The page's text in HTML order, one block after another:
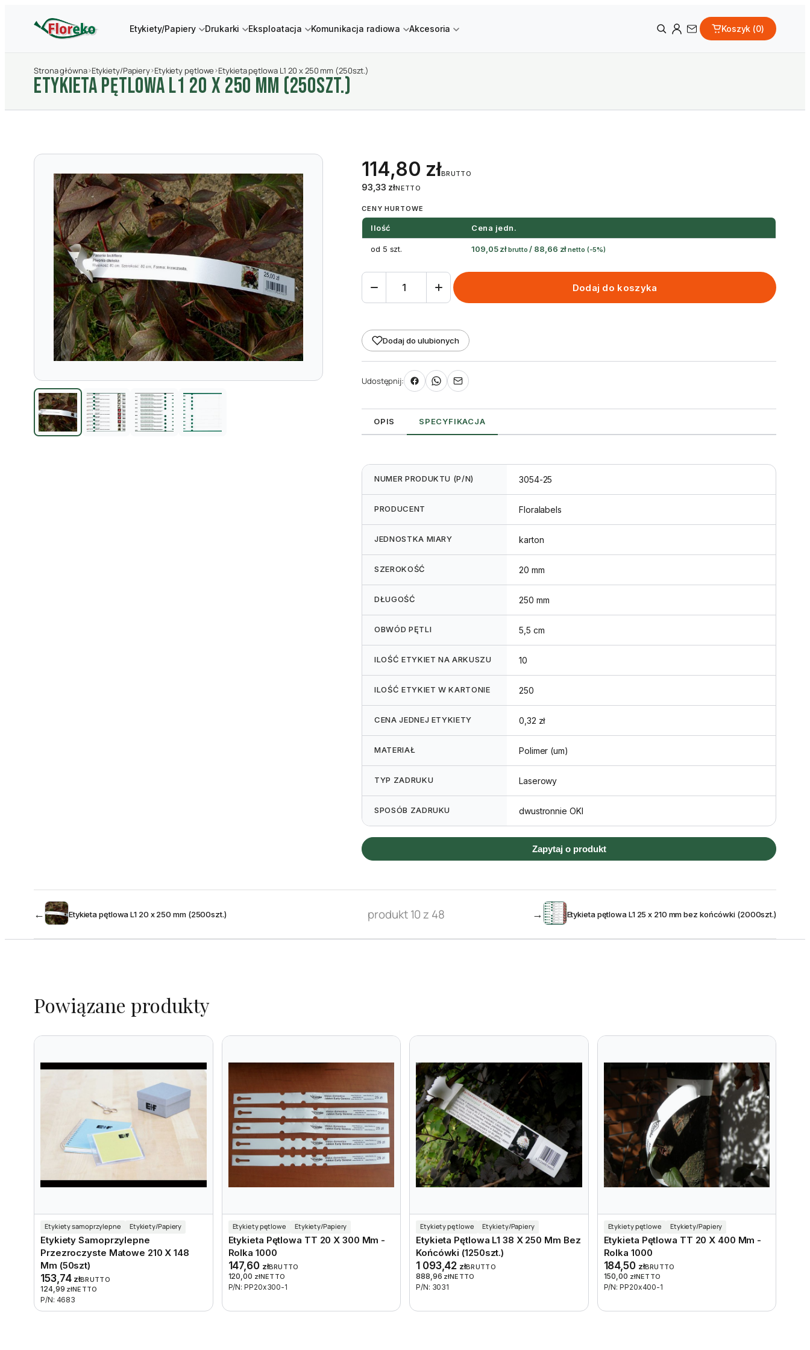
Etykiety/Papiery Drukarki Eksploatacja Komunikacja radiowa Akcesoria Koszyk (0)
Strona główna›Etykiety/Papiery›Etykiety pętlowe›Etykieta pętlowa L1 20 x 250 mm (250szt.)
ETYKIETA PęTLOWA L1 20 X 250 MM (250SZT.)
114,80 złBRUTTO
93,33 złNETTO
CENY HURTOWE
Ilość Cena jedn.
od 5 szt. 109,05zł brutto / 88,66 zł netto (-5%)
ilość
Etykieta
L1
20
250
mm
(250szt.)
Dodaj do koszyka
Dodaj do ulubionych
Udostępnij:
OPIS SPECYFIKACJA
NUMER PRODUKTU (P/N) 3054-25
PRODUCENT Floralabels
JEDNOSTKA MIARY karton
SZEROKOŚĆ 20 mm
DŁUGOŚĆ 250 mm
OBWÓD PĘTLI 5,5 cm
ILOŚĆ ETYKIET NA ARKUSZU 10
ILOŚĆ ETYKIET W KARTONIE 250
CENA JEDNEJ ETYKIETY 0,32 zł
MATERIAŁ Polimer (um)
TYP ZADRUKU Laserowy
SPOSÓB ZADRUKU dwustronnie OKI
Zapytaj o produkt
← Etykieta pętlowa L1 20 x 250 mm (2500szt.) produkt 10 z 48 Etykieta pętlowa L1 25 x 210 mm bez końcówki (2000szt.)
→
Powiązane produkty
Etykiety samoprzylepne Etykiety/Papiery
Etykiety Samoprzylepne
Przezroczyste Matowe 210 X 148
Mm (50szt)
153,74 złBRUTTO
124,99 złNETTO
P/N: 4683
Etykiety pętlowe Etykiety/Papiery
Etykieta Pętlowa TT 20 X 300 Mm -
Rolka 1000
147,60 złBRUTTO
120,00 złNETTO
P/N: PP20x300-1
Etykiety pętlowe Etykiety/Papiery
Etykieta Pętlowa L1 38 X 250 Mm Bez
Końcówki (1250szt.)
1 093,42 złBRUTTO
888,96 złNETTO
P/N: 3031
Etykiety pętlowe Etykiety/Papiery
Etykieta Pętlowa TT 20 X 400 Mm -
Rolka 1000
184,50 złBRUTTO
150,00 złNETTO
P/N: PP20x400-1